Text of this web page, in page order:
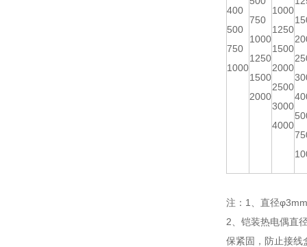
400
500
750
1000
750
1000
1250
1500
2000
1000
1250
1500
2000
2500
3000
4000
注：1、直径
2、铠装热电偶直
保紧固，防止接线